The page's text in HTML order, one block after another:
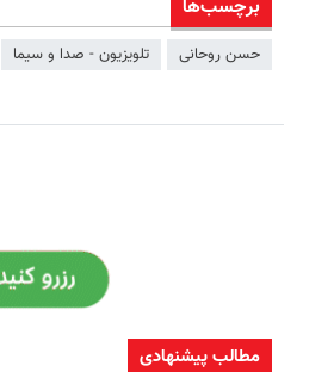
برچسب‌ها
حسن روحانی تلویزیون - صدا و سیما
مطالب پیشنهادی